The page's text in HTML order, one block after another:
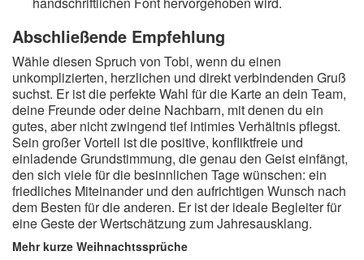
Abschließende Empfehlung
Wähle diesen Spruch von Tobi, wenn du einen
unkomplizierten, herzlichen und direkt verbindenden Gruß
suchst. Er ist die perfekte Wahl für die Karte an dein Team,
deine Freunde oder deine Nachbarn, mit denen du ein
gutes, aber nicht zwingend tief intimies Verhältnis pflegst.
Sein großer Vorteil ist die positive, konfliktfreie und
einladende Grundstimmung, die genau den Geist einfängt,
den sich viele für die besinnlichen Tage wünschen: ein
friedliches Miteinander und den aufrichtigen Wunsch nach
dem Besten für die anderen. Er ist der ideale Begleiter für
eine Geste der Wertschätzung zum Jahresausklang.
Mehr kurze Weihnachtssprüche